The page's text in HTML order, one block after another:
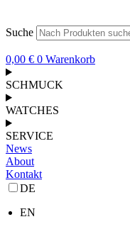
Suche
0,00 € 0 Warenkorb
SCHMUCK
WATCHES
SERVICE
News
About
Kontakt
DE
EN